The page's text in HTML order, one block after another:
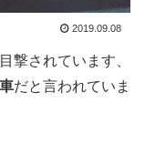
2019.09.08
撃されています、
だと言われていま